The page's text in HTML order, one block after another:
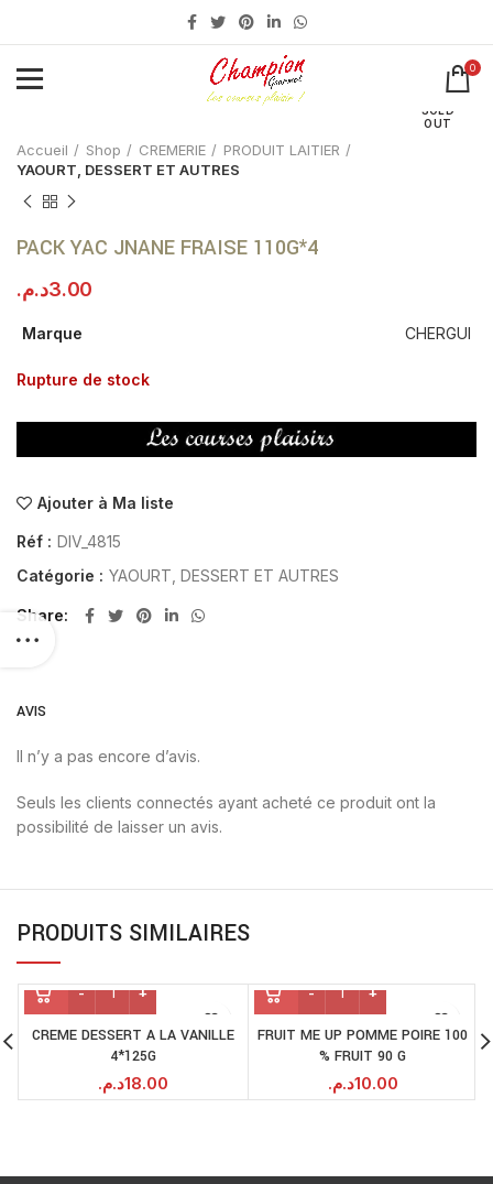
0
SOLD
OUT
Accueil Shop CREMERIE
PRODUIT LAITIER
YAOURT, DESSERT ET AUTRES
PACK YAC JNANE FRAISE 110G*4
3.00د.م.
Marque CHERGUI
Rupture de stock
Ajouter à Ma liste
Réf : DIV_4815
Catégorie : YAOURT, DESSERT ET AUTRES
Share
AVIS
Il n’y a pas encore d’avis.
Seuls les clients connectés ayant acheté ce produit ont la
possibilité de laisser un avis.
PRODUITS SIMILAIRES
CREME DESSERT A LA VANILLE
4*125G
18.00د.م.
FRUIT ME UP POMME POIRE 100
% FRUIT 90 G
10.00د.م.